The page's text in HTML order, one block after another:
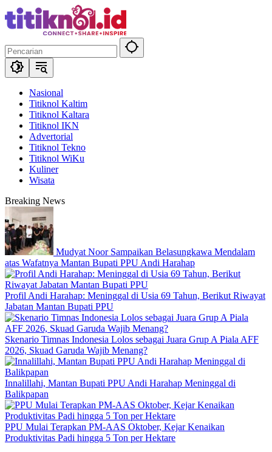
Langsung
ke
konten
Nasional
Titiknol Kaltim
Titiknol Kaltara
Titiknol IKN
Advertorial
Titiknol Tekno
Titiknol WiKu
Kuliner
Wisata
Breaking News
Mudyat Noor Sampaikan Belasungkawa Mendalam
atas Wafatnya Mantan Bupati PPU Andi Harahap
Profil Andi Harahap: Meninggal di Usia 69 Tahun, Berikut Riwayat
Jabatan Mantan Bupati PPU
Skenario Timnas Indonesia Lolos sebagai Juara Grup A Piala AFF
2026, Skuad Garuda Wajib Menang?
Innalillahi, Mantan Bupati PPU Andi Harahap Meninggal di
Balikpapan
PPU Mulai Terapkan PM-AAS Oktober, Kejar Kenaikan
Produktivitas Padi hingga 5 Ton per Hektare